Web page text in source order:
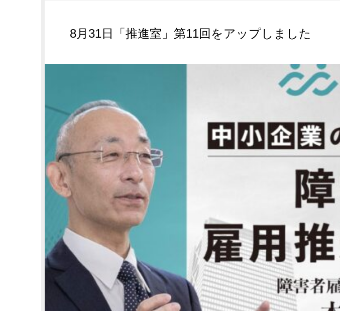
8月31日「推進室」第11回をアップしました